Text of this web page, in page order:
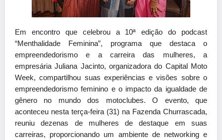
Em encontro que celebrou a 10ª edição do podcast
“Menthalidade Feminina”, programa que destaca o
empreendedorismo e a carreira das mulheres, a
empresária Juliana Jacinto, organizadora do Capital Moto
Week, compartilhou suas experiências e visões sobre o
empreendedorismo feminino e o impacto da igualdade de
gênero no mundo dos motoclubes. O evento, que
aconteceu nesta terça-feira (31) na Fazenda Churrascada,
reuniu dezenas de mulheres de destaque em suas
carreiras, proporcionando um ambiente de networking e